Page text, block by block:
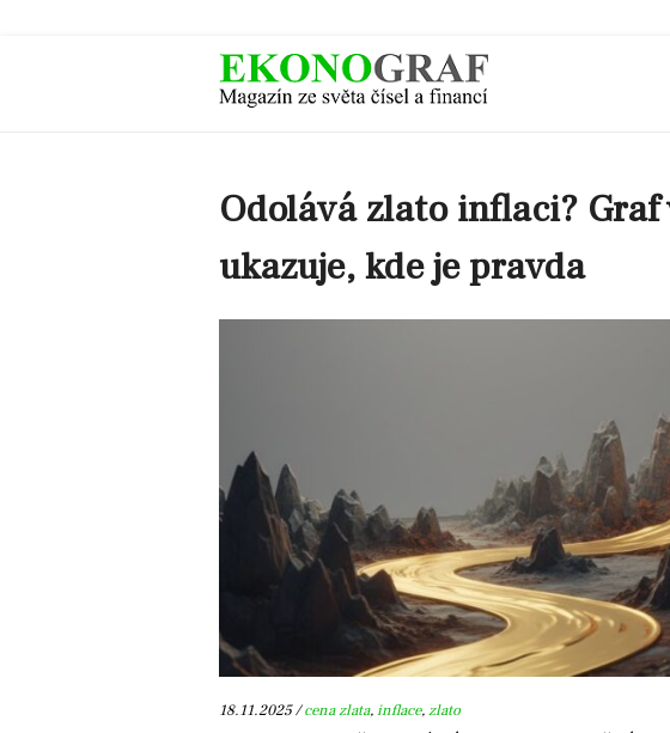
Ekonograf.cz
světa
čísel
financí
Odolává zlato inflaci? Graf
ukazuje, kde je pravda
18.11.2025 /cena zlata,inflace,zlato